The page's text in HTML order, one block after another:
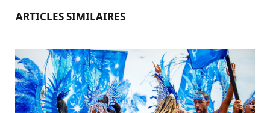
ARTICLES SIMILAIRES